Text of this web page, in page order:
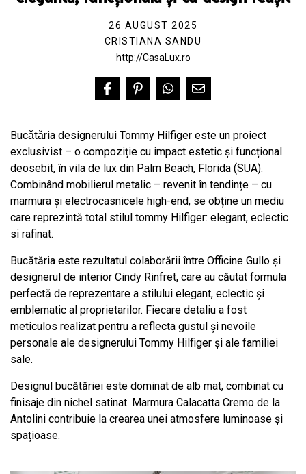
26 AUGUST 2025
CRISTIANA SANDU
http://CasaLux.ro
Bucǎtǎria designerului Tommy Hilfiger este un proiect
exclusivist – o compoziție cu impact estetic și funcțional
deosebit, în vila de lux din Palm Beach, Florida (SUA).
Combinând mobilierul metalic – revenit în tendințe – cu
marmura și electrocasnicele high-end, se obține un mediu
care reprezintă total stilul tommy Hilfiger: elegant, eclectic
si rafinat.
Bucătăria este rezultatul colaborării între Officine Gullo și
designerul de interior Cindy Rinfret, care au căutat formula
perfectă de reprezentare a stilului elegant, eclectic și
emblematic al proprietarilor. Fiecare detaliu a fost
meticulos realizat pentru a reflecta gustul și nevoile
personale ale designerului Tommy Hilfiger și ale familiei
sale.
Designul bucătăriei este dominat de alb mat, combinat cu
finisaje din nichel satinat. Marmura Calacatta Cremo de la
Antolini contribuie la crearea unei atmosfere luminoase și
spațioase.